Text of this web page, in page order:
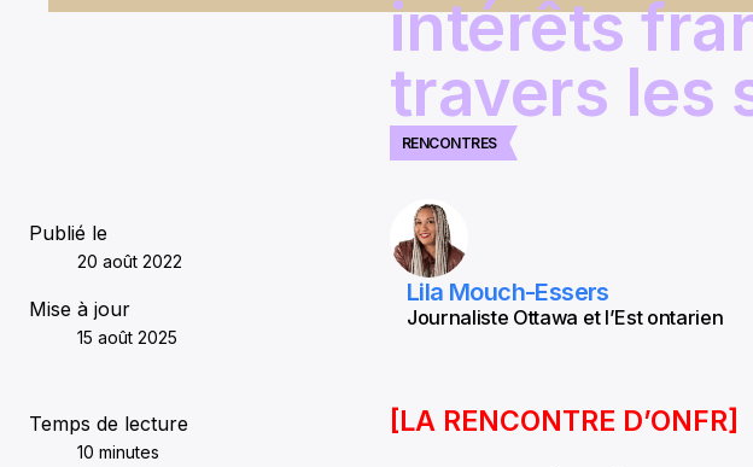
RENCONTRES
intérêts
travers les
Publié le
20 août 2022
Mise à jour
15 août 2025
Temps de lecture
10 minutes
Lila Mouch-Essers
Journaliste Ottawa et l’Est ontarien
[LA RENCONTRE D’ONFR]